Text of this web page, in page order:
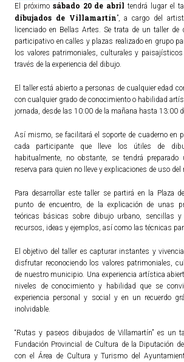
El próximo sábado 20 de abril tendrá lugar el
dibujados de Villamartín”, a cargo del
licenciado en Bellas Artes. Se trata de un taller de
participativo en calles y plazas realizado en grupo
los valores patrimoniales, culturales y
través de la experiencia del dibujo.
El taller está abierto a personas de cualquier edad
con cualquier grado de conocimiento o habilidad
jornada, desde las 10:00 de la mañana hasta 13:00
Así mismo, se facilitará el soporte de cuaderno en
cada participante que lleve los útiles de
habitualmente, no obstante, se tendrá
reserva para quien no lleve y explicaciones de uso del
Para desarrollar este taller se partirá en la Plaza
punto de encuentro, de la explicación de unas
teóricas básicas sobre dibujo urbano, sencillas y
recursos, ideas y ejemplos, así como las técnicas
El objetivo del taller es capturar instantes y
disfrutar reconociendo los valores patrimoniales,
de nuestro municipio. Una experiencia artística
niveles de conocimiento y habilidad que se
experiencia personal y social y en un recuerdo
inolvidable.
“Rutas y paseos dibujados de Villamartín” es un
Fundación Provincial de Cultura de la Diputación
con el Área de Cultura y Turismo del